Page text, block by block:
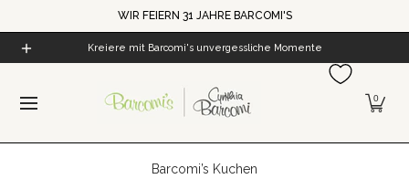
Zum Hauptinhalt springenWIR FEIERN 31 JAHRE BARCOMI'S
Alle Produkte Cynthia's Welt Barcomi's
Kreiere mit Barcomi's unvergessliche Momente
0
Barcomi’s Kuchen